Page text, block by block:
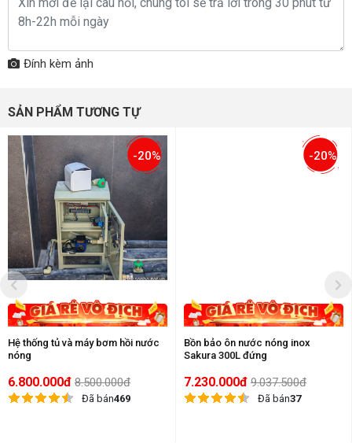
Đính kèm ảnh
SẢN PHẨM TƯƠNG TỰ
-20%
Hệ thống tủ và máy bơm hồi nước
nóng
6.800.000đ 8.500.000đ
Đã bán469
-20%
Bồn bảo ôn nước nóng inox
Sakura 300L đứng
7.230.000đ 9.037.500đ
Đã bán37